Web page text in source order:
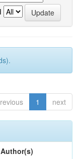
1 next
Author(s)